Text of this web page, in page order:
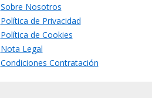
Sobre Nosotros
Política de Privacidad
Política de Cookies
Nota Legal
Condiciones Contratación